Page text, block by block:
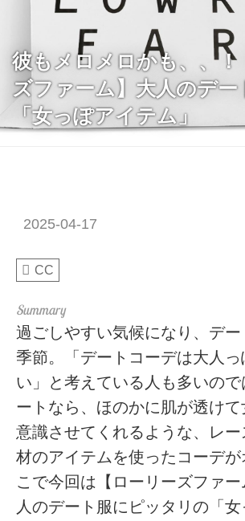
彼もメロメロかも、、！
ズファーム】大人のデー
「女っぽアイテム」
2025-04-17
CC
過ごしやすい気候になり、デ
季節。「デートコーデは大人っ
い」と考えている人も多いの
ートなら、ほのかに肌が透け
意識させてくれるような、レ
材のアイテムを使ったコーデ
こで今回は【ローリーズファ
人のデート服にピッタリの「